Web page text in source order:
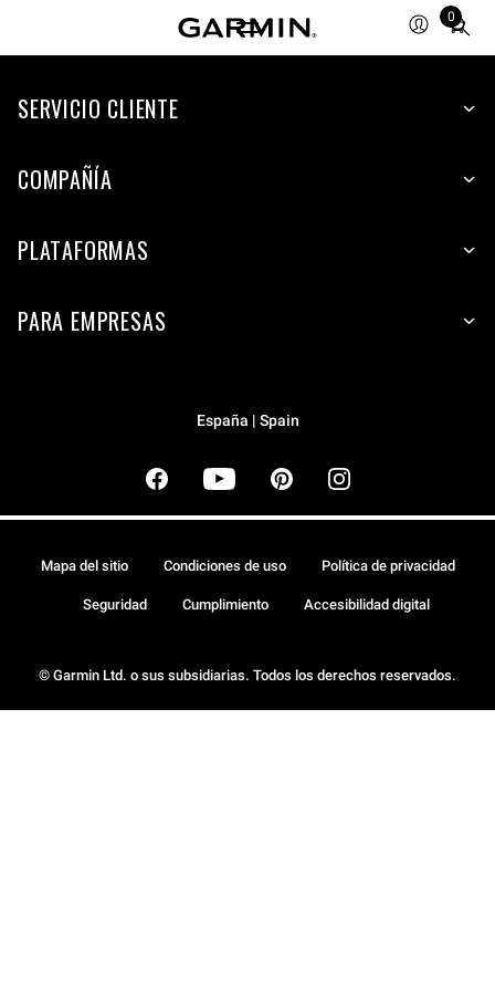
0
Total
SERVICIO CLIENTE
COMPAÑÍA
PLATAFORMAS
PARA EMPRESAS
España | Spain
© Garmin Ltd. o sus subsidiarias. Todos los derechos reservados.
Mapa del sitio Condiciones de uso Política de privacidad
Seguridad Cumplimiento Accesibilidad digital